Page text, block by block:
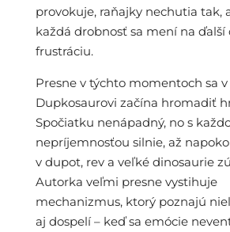
provokuje, raňajky nechutia tak,
každá drobnosť sa mení na ďalší
frustráciu.
Presne v týchto momentoch sa v
Dupkosaurovi začína hromadiť
Spočiatku nenápadný, no s
nepríjemnosťou silnie, až
v dupot, rev a veľké dinosaurie
Autorka veľmi presne vystihuje
mechanizmus, ktorý poznajú
aj dospelí – keď sa emócie